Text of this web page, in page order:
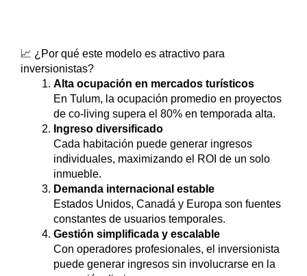
📈 ¿Por qué este modelo es atractivo para
inversionistas?
Alta ocupación en mercados turísticos
En Tulum, la ocupación promedio en proyectos
de co-living supera el 80% en temporada alta.
Ingreso diversificado
Cada habitación puede generar ingresos
individuales, maximizando el ROI de un solo
inmueble.
Demanda internacional estable
Estados Unidos, Canadá y Europa son fuentes
constantes de usuarios temporales.
Gestión simplificada y escalable
Con operadores profesionales, el inversionista
puede generar ingresos sin involucrarse en la